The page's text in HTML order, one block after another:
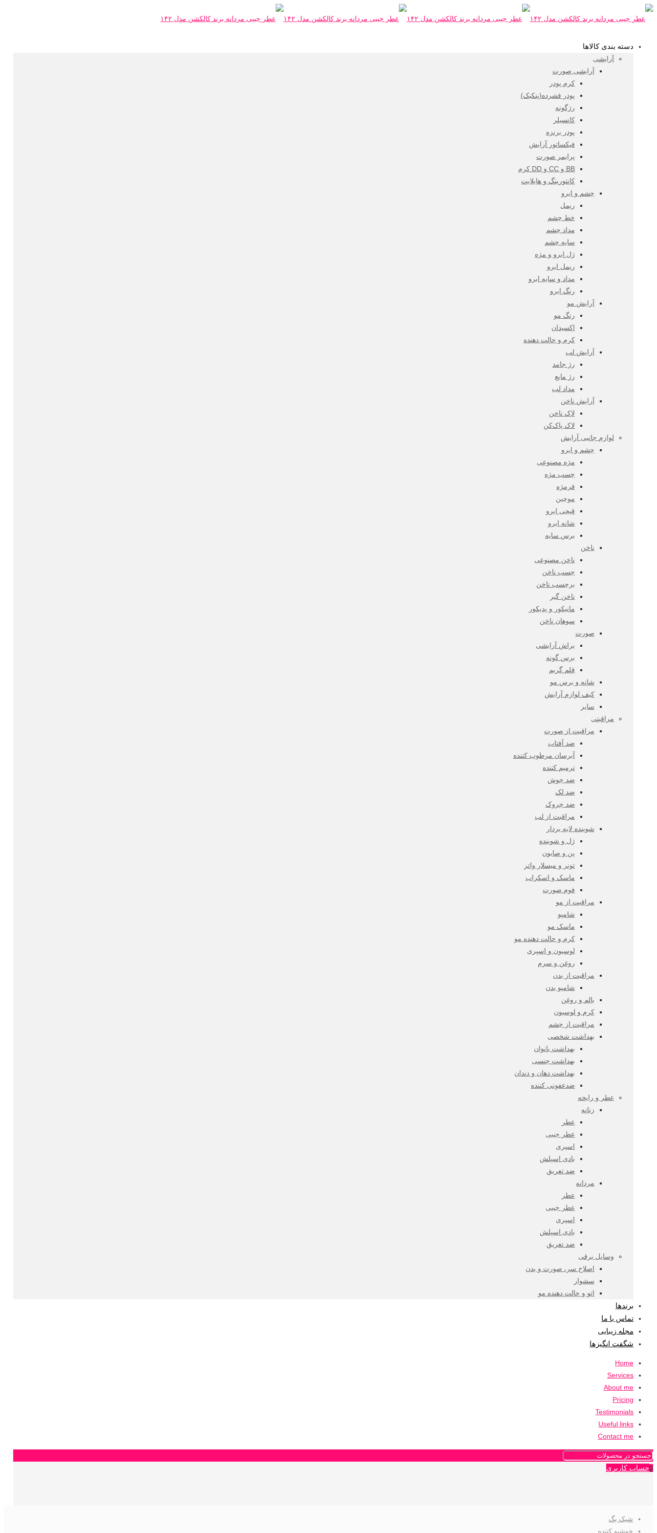
دسته بندی کالاها
آرایشی
آرایشی صورت
کرم پودر
پودر فشرده(پنکیک)
رژگونه
کانسیلر
پودر برنزه
فیکساتور آرایش
پرایمر صورت
BB و CC و DD کرم
کانتورینگ و هایلایت
چشم و ابرو
ریمل
خط چشم
مداد چشم
سایه چشم
ژل ابرو و مژه
ریمل ابرو
مداد و سایه ابرو
رنگ ابرو
آرایش مو
رنگ مو
اکسیدان
کرم و حالت دهنده
آرایش لب
رژ جامد
رژ مایع
مداد لب
آرایش ناخن
لاک ناخن
لاک پاک‌کن
لوازم جانبی آرایش
چشم و ابرو
مژه مصنوعی
چسب مژه
فرمژه
موچین
قیچی ابرو
شانه ابرو
برس سایه
ناخن
ناخن مصنوعی
چسب ناخن
برچسب ناخن
ناخن گیر
مانیکور و پدیکور
سوهان ناخن
صورت
براش آرایشی
برس گونه
قلم گریم
شانه و برس مو
کیف لوازم آرایش
سایر
مراقبتی
مراقبت از صورت
ضد آفتاب
آبرسان مرطوب کننده
ترمیم کننده
ضد جوش
ضد لک
ضد چروک
مراقبت از لب
شوینده لایه بردار
ژل و شوینده
پن و صابون
تونر و میسلار واتر
ماسک و اسکراب
فوم صورت
مراقبت از مو
شامپو
ماسک مو
کرم و حالت دهنده مو
لوسیون و اسپری
روغن و سرم
مراقبت از بدن
شامپو بدن
بالم و روغن
کرم و لوسیون
مراقبت از چشم
بهداشت شخصی
بهداشت بانوان
بهداشت جنسی
بهداشت دهان و دندان
ضدعفونی کننده
عطر و رایحه
زنانه
عطر
عطر جیبی
اسپری
بادی اسپلش
ضد تعریق
مردانه
عطر
عطر جیبی
اسپری
بادی اسپلش
ضد تعریق
وسایل برقی
اصلاح سر، صورت و بدن
سشوار
اتو و حالت دهنده مو
برندها
تماس با ما
مجله زیبایی
شگفت انگیزها
Home
Services
About me
Pricing
Testimonials
Useful links
Contact me
0حساب کاربری
شیک بگ
خوشبو کننده